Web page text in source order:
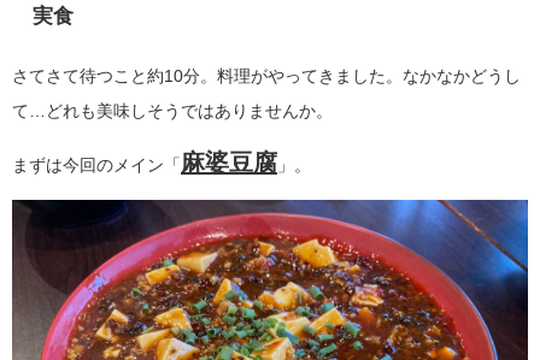
実食
さてさて待つこと約10分。料理がやってきました。なかなかどうし
て…どれも美味しそうではありませんか。
まずは今回のメイン「 麻婆豆腐 」。